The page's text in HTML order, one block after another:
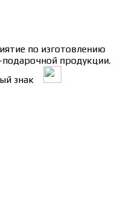
по изготовлению
подарочной продукции.
знак